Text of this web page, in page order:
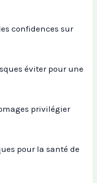
confidences sur
éviter pour une
privilégier
pour la santé de